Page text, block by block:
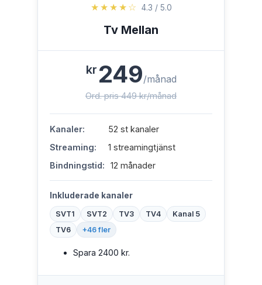
★★★★☆ 4.3 / 5.0
Tv Mellan
kr 249/månad
Ord. pris 449 kr/månad
Kanaler:
52 st kanaler
Streaming:
1 streamingtjänst
Bindningstid:
12 månader
Inkluderade kanaler
SVT1 SVT2 TV3 TV4
Kanal 5
TV6
+46 fler
Spara 2400 kr.